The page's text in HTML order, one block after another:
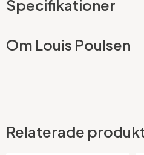
Specifikationer
Om Louis Poulsen
Relaterade